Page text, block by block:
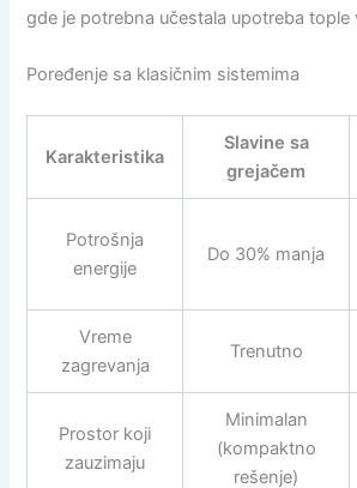
gde je potrebna učestala upotreba
Poređenje sa klasičnim sistemima
Karakteristika
Slavine sa
grejačem
Potrošnja
energije
Do 30% manja
Vreme
zagrevanja
Trenutno
Prostor koji
zauzimaju
Minimalan
(kompaktno
rešenje)